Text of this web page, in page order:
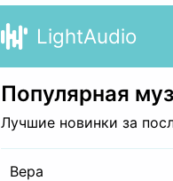
LightAudio
Популярная
Лучшие новинки за
Вера